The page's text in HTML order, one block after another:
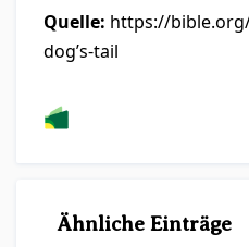
Quelle: https://
dog’s-tail
Ähnliche Einträge